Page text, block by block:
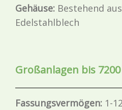
Gehäuse: Bestehend
Edelstahlblech
Großanlagen bis
Fassungsvermögen: 1-